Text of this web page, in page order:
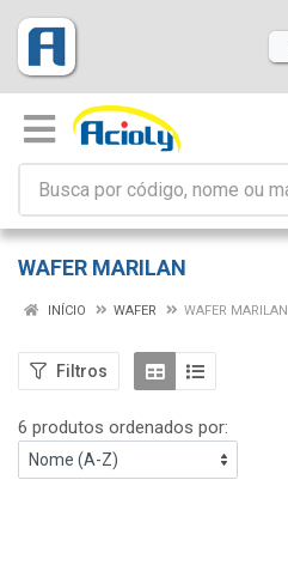
WAFER MARILAN
INÍCIO WAFER WAFER MARILAN
Filtros
6 produtos ordenados por: